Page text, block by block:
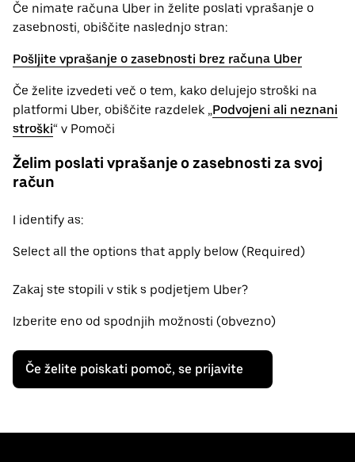
Če nimate računa Uber in želite poslati vprašanje o
zasebnosti, obiščite naslednjo stran:
Pošljite vprašanje o zasebnosti brez računa Uber
Če želite izvedeti več o tem, kako delujejo stroški na
platformi Uber, obiščite razdelek „Podvojeni ali neznani
stroški“ v Pomoči
Želim poslati vprašanje o zasebnosti za svoj
račun
I identify as:
Select all the options that apply below (Required)
Zakaj ste stopili v stik s podjetjem Uber?
Izberite eno od spodnjih možnosti (obvezno)
Če želite poiskati pomoč, se prijavite